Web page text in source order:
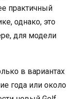
практичный
однако, это
для модели
в вариантах
года или около